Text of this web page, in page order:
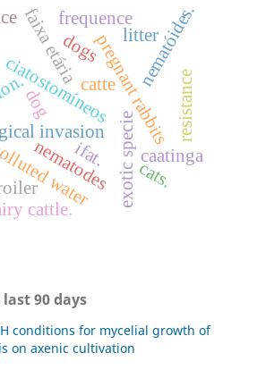
invasion exotic specie caatinga
pregnant rabbits
nematodes
ciatostomíneos
faixa etária nematóides.
catte
water
dog
ifat.
frequence
dogs
cats.
litter
resistance
cattle.
90 days
conditions for mycelial growth of
on axenic cultivation